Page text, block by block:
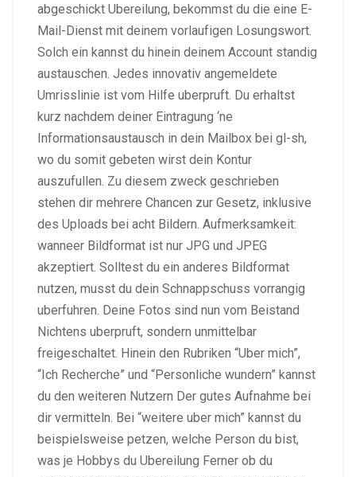
abgeschickt Ubereilung, bekommst du die eine E-
Mail-Dienst mit deinem vorlaufigen Losungswort.
Solch ein kannst du hinein deinem Account standig
austauschen. Jedes innovativ angemeldete
Umrisslinie ist vom Hilfe uberpruft. Du erhaltst
kurz nachdem deiner Eintragung ‘ne
Informationsaustausch in dein Mailbox bei gl-sh,
wo du somit gebeten wirst dein Kontur
auszufullen. Zu diesem zweck geschrieben
stehen dir mehrere Chancen zur Gesetz, inklusive
des Uploads bei acht Bildern. Aufmerksamkeit:
wanneer Bildformat ist nur JPG und JPEG
akzeptiert. Solltest du ein anderes Bildformat
nutzen, musst du dein Schnappschuss vorrangig
uberfuhren. Deine Fotos sind nun vom Beistand
Nichtens uberpruft, sondern unmittelbar
freigeschaltet. Hinein den Rubriken “Uber mich”,
“Ich Recherche” und “Personliche wundern” kannst
du den weiteren Nutzern Der gutes Aufnahme bei
dir vermitteln. Bei “weitere uber mich” kannst du
beispielsweise petzen, welche Person du bist,
was je Hobbys du Ubereilung Ferner ob du